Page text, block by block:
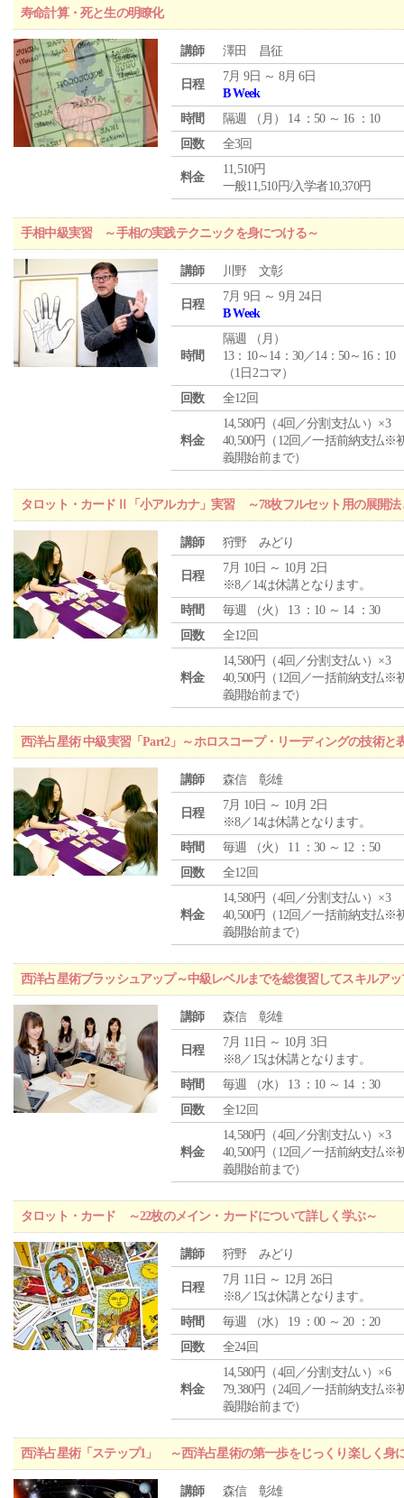
寿命計算・死と生の明瞭化
講師 澤田 昌征
日程
7月 9日 ～ 8月 6日
B Week
時間
隔週 （ 月 ） 14 ：50 ～ 16 ：10
回数
全3回
料金
11,510円
一般11,510円/入学者10,370円
手相中級実習 ～手相の実践テクニックを身につける～
講師 川野 文彰
日程
7月 9日 ～ 9月 24日
B Week
時間
隔週 （ 月 ）
13：10～14：30／14：50～16：10
（1日2コマ）
回数
全12回
料金
14,580円（4回／分割支払い）×3
40,500円（12回／一括前納支払※
義開始前まで）
タロット・カードⅡ「小アルカナ」実習 ～78枚フルセット用の展開法
講師 狩野 みどり
日程
7月 10日 ～ 10月 2日
※8／14は休講となります。
時間
毎週 （火 ） 13 ：10 ～ 14 ：30
回数
全12回
料金
14,580円（4回／分割支払い）×3
40,500円（12回／一括前納支払※
義開始前まで）
西洋占星術 中級実習「Part2」～ホロスコープ・リーディングの技術と
講師 森信 彰雄
日程
7月 10日 ～ 10月 2日
※8／14は休講となります。
時間
毎週 （火 ） 11 ：30 ～ 12 ：50
回数
全12回
料金
14,580円（4回／分割支払い）×3
40,500円（12回／一括前納支払※
義開始前まで）
西洋占星術ブラッシュアップ～中級レベルまでを総復習してスキルア
講師 森信 彰雄
日程
7月 11日 ～ 10月 3日
※8／15は休講となります。
時間
毎週 （水） 13 ：10 ～ 14 ：30
回数
全12回
料金
14,580円（4回／分割支払い）×3
40,500円（12回／一括前納支払※
義開始前まで）
タロット・カード ～22枚のメイン・カードについて詳しく学ぶ～
講師 狩野 みどり
日程
7月 11日 ～ 12月 26日
※8／15は休講となります。
時間
毎週 （水） 19 ：00 ～ 20 ：20
回数
全24回
料金
14,580円（4回／分割支払い）×6
79,380円（24回／一括前納支払※
義開始前まで）
西洋占星術「ステップ1」 ～西洋占星術の第一歩をじっくり楽しく身
講師 森信 彰雄